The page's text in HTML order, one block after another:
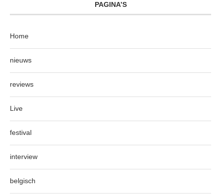
PAGINA’S
Home
nieuws
reviews
Live
festival
interview
belgisch